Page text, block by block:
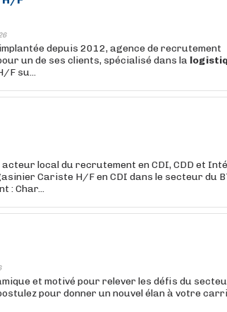
depuis 2012, agence de recrutement
un de ses clients, spécialisé dans la
F su...
local du recrutement en CDI, CDD et
Cariste H/F en CDI dans le secteur du
: Char...
et motivé pour relever les défis du
pour donner un nouvel élan à votre